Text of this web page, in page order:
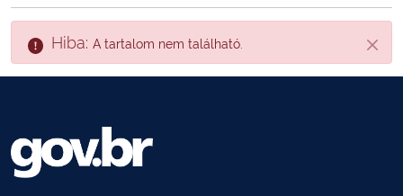
Zárás
Hiba: A tartalom nem található.